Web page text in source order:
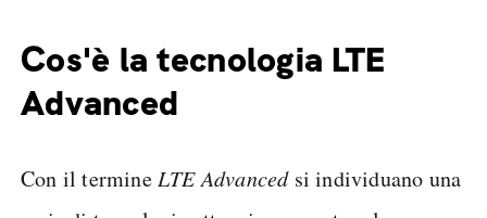
Cos'è la tecnologia LTE
Advanced
Con il termine LTE Advancedsi individuano una